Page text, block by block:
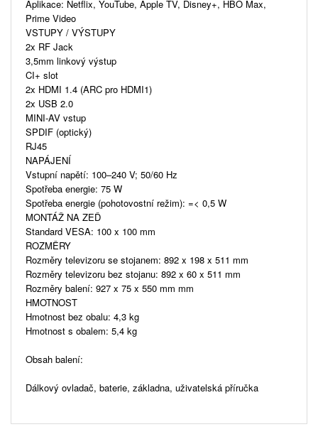
Aplikace: Netflix, YouTube, Apple TV, Disney+, HBO Max,
Prime Video
VSTUPY / VÝSTUPY
2x RF Jack
3,5mm linkový výstup
CI+ slot
2x HDMI 1.4 (ARC pro HDMI1)
2x USB 2.0
MINI-AV vstup
SPDIF (optický)
RJ45
NAPÁJENÍ
Vstupní napětí: 100–240 V; 50/60 Hz
Spotřeba energie: 75 W
Spotřeba energie (pohotovostní režim): =< 0,5 W
MONTÁŽ NA ZEĎ
Standard VESA: 100 x 100 mm
ROZMĚRY
Rozměry televizoru se stojanem: 892 x 198 x 511 mm
Rozměry televizoru bez stojanu: 892 x 60 x 511 mm
Rozměry balení: 927 x 75 x 550 mm mm
HMOTNOST
Hmotnost bez obalu: 4,3 kg
Hmotnost s obalem: 5,4 kg
Obsah balení:
Dálkový ovladač, baterie, základna, uživatelská příručka